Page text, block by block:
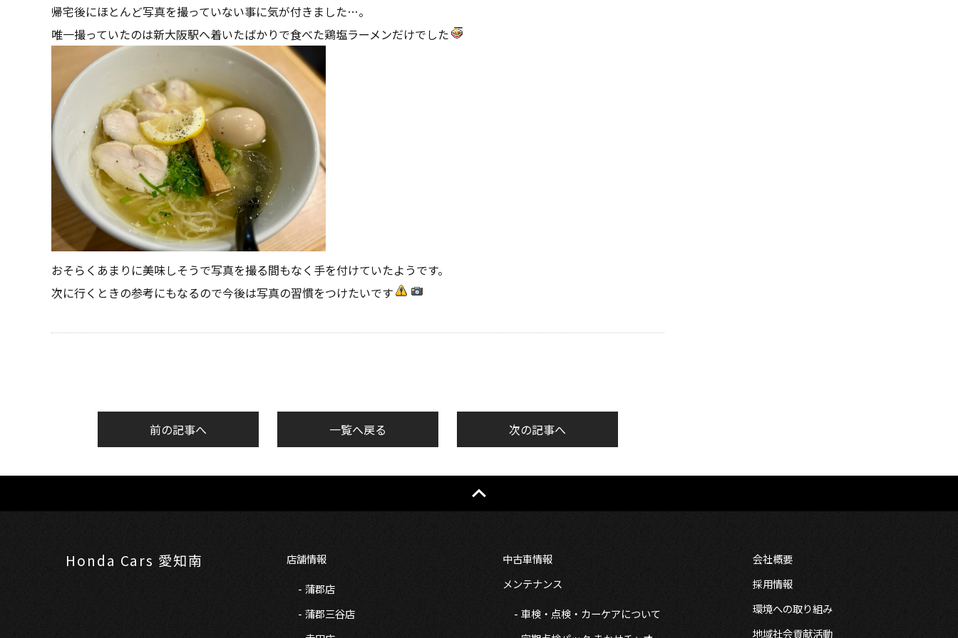
帰宅後にほとんど写真を撮っていない事に気が付きました…。
唯一撮っていたのは新大阪駅へ着いたばかりで食べた鶏塩ラーメンだけでした
おそらくあまりに美味しそうで写真を撮る間もなく手を付けていたようです。
次に行くときの参考にもなるので今後は写真の習慣をつけたいです
前の記事へ 一覧へ戻る 次の記事へ
Honda Cars 愛知南
店舗情報
蒲郡店
蒲郡三谷店
中古車情報
メンテナンス
車検・点検・カーケアについて
会社概要
採用情報
環境への取り組み
地域社会貢献活動